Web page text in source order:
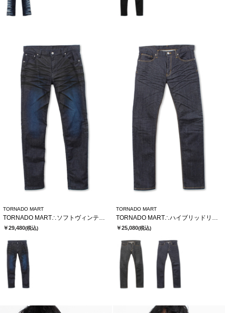
TORNADO MART
TORNADO MART∴ソフトヴィンテージスリムデニム
￥29,480(税込)
TORNADO MART
TORNADO MART∴ハイブリッドリジットデニム
￥25,080(税込)